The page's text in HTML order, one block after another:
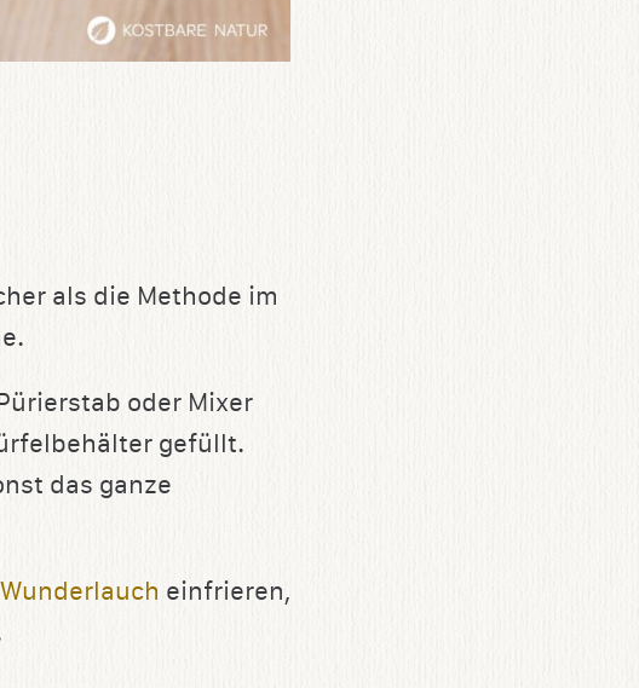
als die Methode im
oder Mixer
gefüllt.
das ganze
Wunderlauch einfrieren,